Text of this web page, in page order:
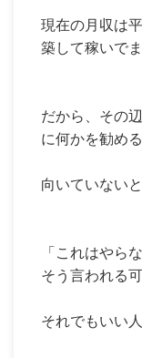
現在の月収は
築して稼いでま
だから、その
に何かを勧め
向いていない
「これはやら
そう言われる
それでもいい